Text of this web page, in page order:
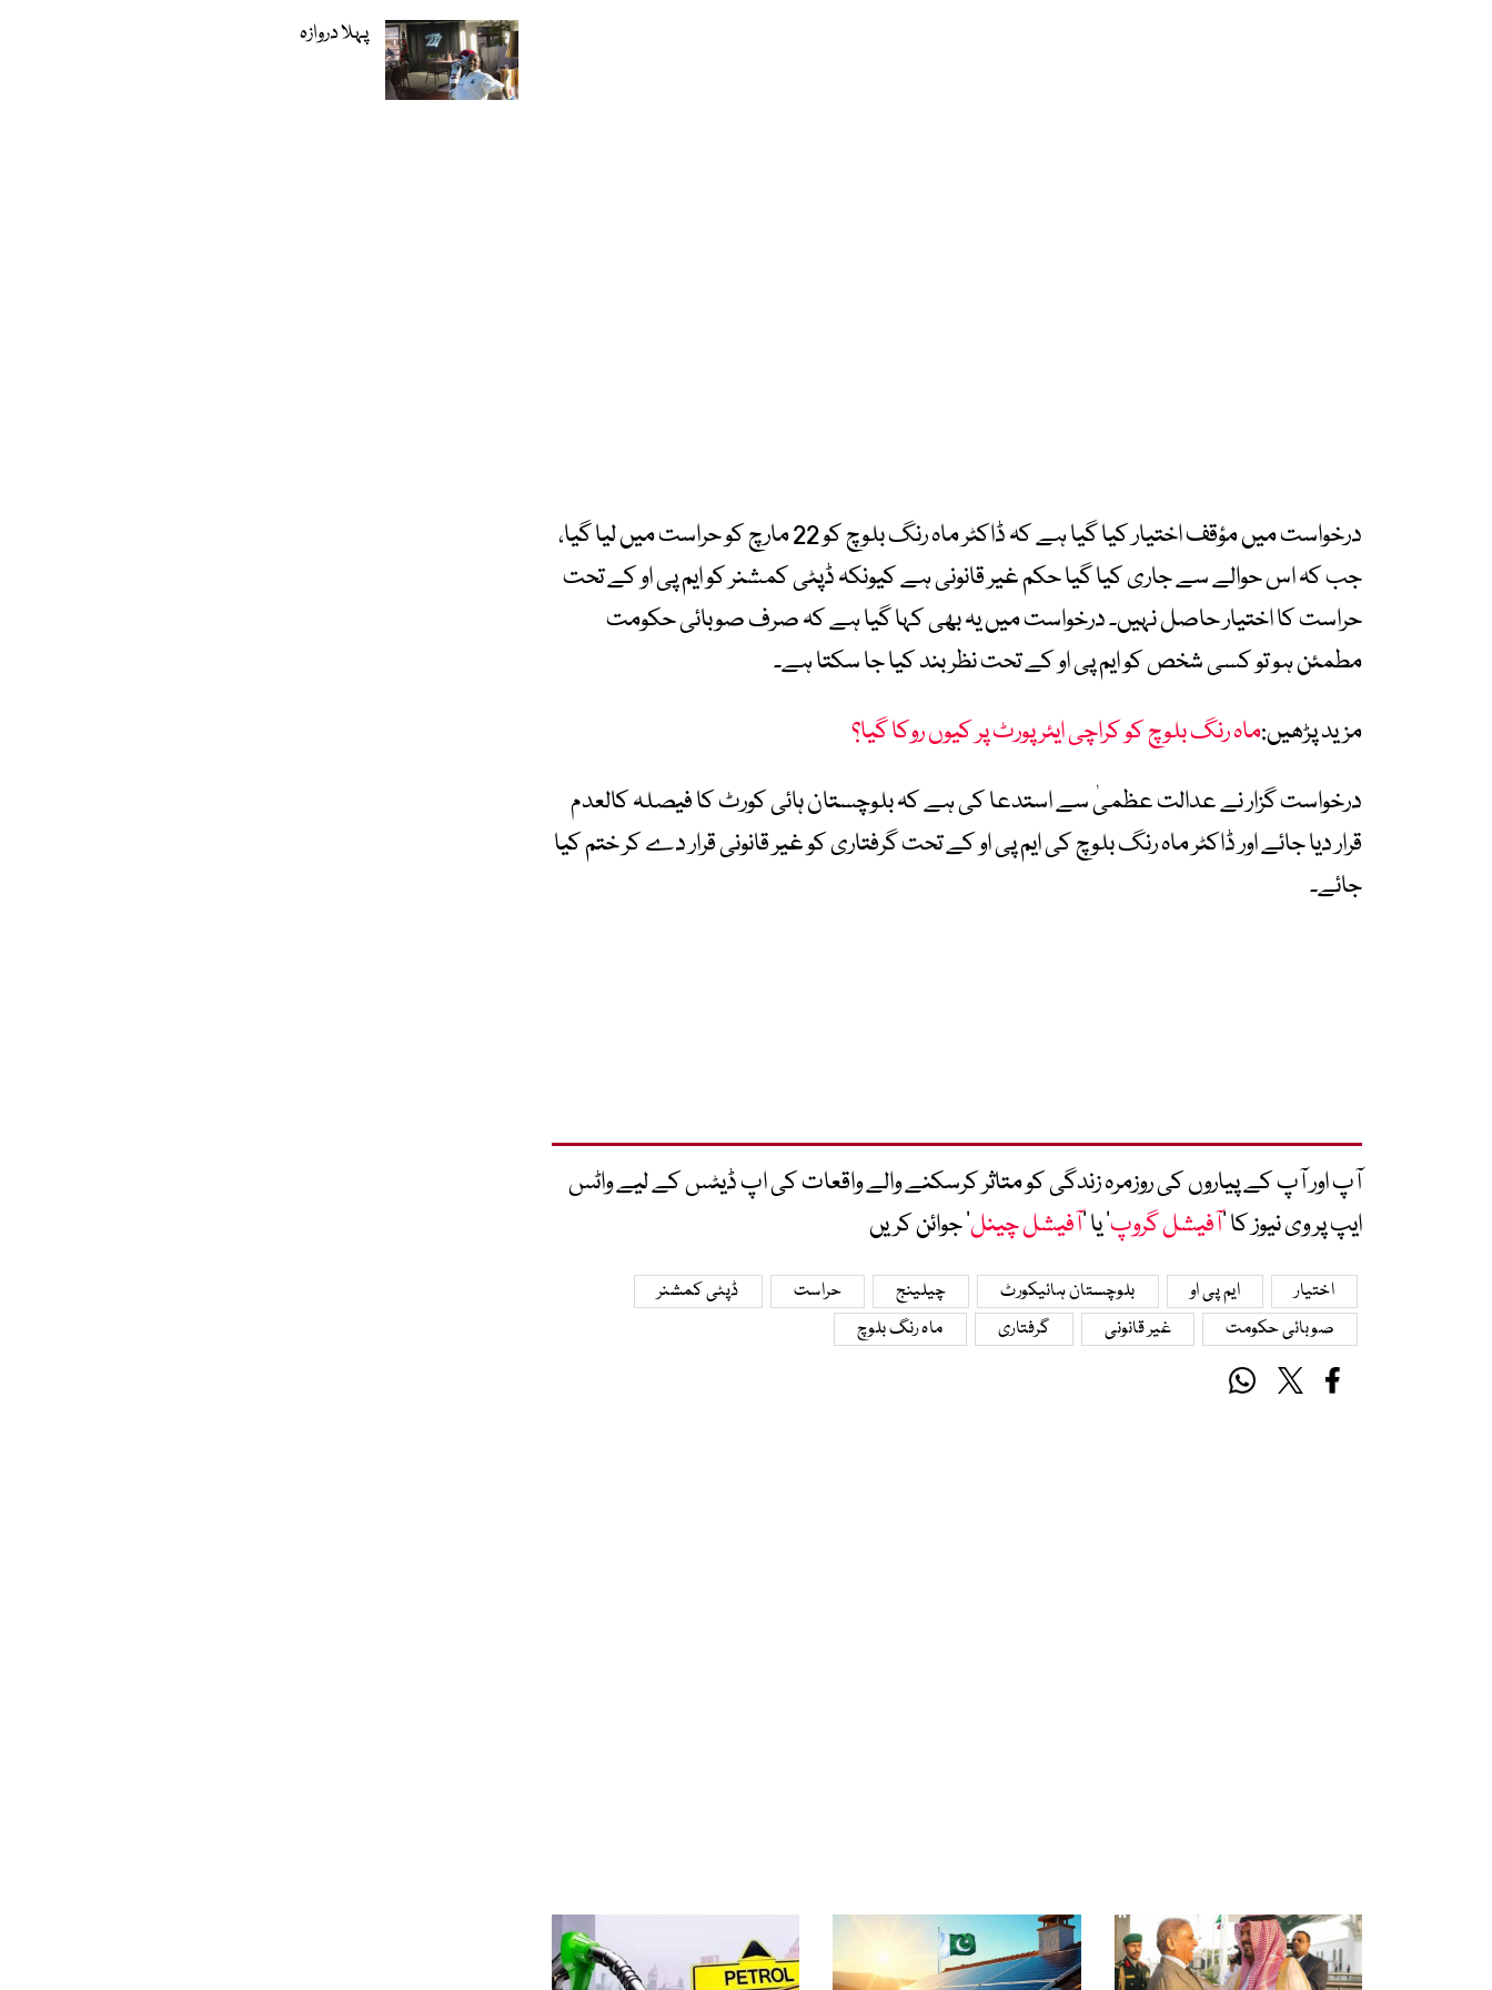
درخواست میں مؤقف اختیار کیا گیا ہے کہ ڈاکٹر ماہ رنگ بلوچ کو 22 مارچ کو حراست میں لیا گیا،
جب کہ اس حوالے سے جاری کیا گیا حکم غیر قانونی ہے کیونکہ ڈپٹی کمشنر کو ایم پی او کے تحت
حراست کا اختیار حاصل نہیں۔ درخواست میں یہ بھی کہا گیا ہے کہ صرف صوبائی حکومت
مطمئن ہو تو کسی شخص کو ایم پی او کے تحت نظر بند کیا جا سکتا ہے۔
مزید پڑھیں:ماہ رنگ بلوچ کو کراچی ایئر پورٹ پر کیوں روکا گیا؟
درخواست گزار نے عدالت عظمیٰ سے استدعا کی ہے کہ بلوچستان ہائی کورٹ کا فیصلہ کالعدم
قرار دیا جائے اور ڈاکٹر ماہ رنگ بلوچ کی ایم پی او کے تحت گرفتاری کو غیر قانونی قرار دے کر ختم کیا
جائے۔
آپ اور آپ کے پیاروں کی روزمرہ زندگی کو متاثر کرسکنے والے واقعات کی اپ ڈیٹس کے لیے واٹس
ایپ پر وی نیوز کا ’آفیشل گروپ‘ یا ’آفیشل چینل‘ جوائن کریں
اختیار ایم پی او بلوچستان ہائیکورٹ چیلینج حراست
ڈپٹی کمشنر
صوبائی حکومت
غیر قانونی گرفتاری ماہ رنگ بلوچ
پہلا دروازہ